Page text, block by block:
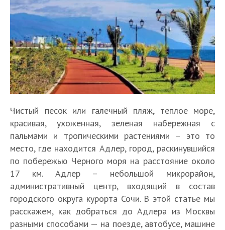
Чистый песок или галечный пляж, теплое море,
красивая, ухоженная, зеленая набережная с
пальмами и тропическими растениями – это то
место, где находится Адлер, город, раскинувшийся
по побережью Черного моря на расстояние около
17 км. Адлер – небольшой микрорайон,
административный центр, входящий в состав
городского округа курорта Сочи. В этой статье мы
расскажем, как добраться до Адлера из Москвы
разными способами — на поезде, автобусе, машине